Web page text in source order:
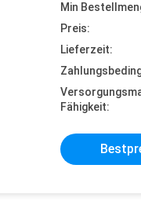
Min
Preis:
Lieferzeit:
Fähigkeit: